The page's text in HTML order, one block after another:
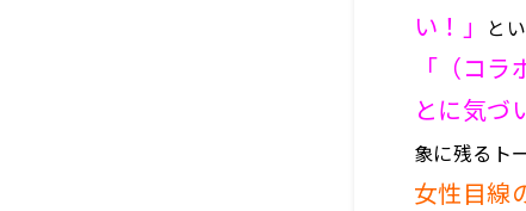
い！」
と
「（コ
とに気づ
象に残るト
女性目線